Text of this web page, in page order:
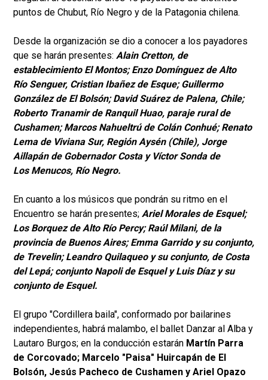
puntos de Chubut, Río Negro y de la Patagonia chilena.
Desde la organización se dio a conocer a los payadores
que se harán presentes: Alain Cretton, de
establecimiento El Montos; Enzo Domínguez de Alto
Río Senguer, Cristian Ibañez de Esque; Guillermo
González de El Bolsón; David Suárez de Palena, Chile;
Roberto Tranamir de Ranquil Huao, paraje rural de
Cushamen; Marcos Nahueltrú de Colán Conhué; Renato
Lema de Viviana Sur, Región Aysén (Chile), Jorge
Aillapán de Gobernador Costa y Víctor Sonda de
Los Menucos, Río Negro.
En cuanto a los músicos que pondrán su ritmo en el
Encuentro se harán presentes; Ariel Morales de Esquel;
Los Borquez de Alto Río Percy; Raúl Milani, de la
provincia de Buenos Aires; Emma Garrido y su conjunto,
de Trevelin; Leandro Quilaqueo y su conjunto, de Costa
del Lepá; conjunto Napoli de Esquel y Luis Díaz y su
conjunto de Esquel.
El grupo "Cordillera baila", conformado por bailarines
independientes, habrá malambo, el ballet Danzar al Alba y
Lautaro Burgos; en la conducción estarán Martín Parra
de Corcovado; Marcelo "Paisa" Huircapán de El
Bolsón, Jesús Pacheco de Cushamen y Ariel Opazo